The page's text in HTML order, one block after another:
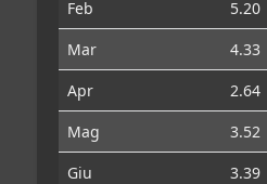
Feb
5.20
Mar
4.33
Apr
2.64
Mag
3.52
Giu
3.39